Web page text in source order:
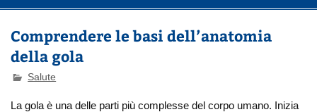
Comprendere le basi dell’anatomia
della gola
Salute
La gola è una delle parti più complesse del corpo umano. Inizia